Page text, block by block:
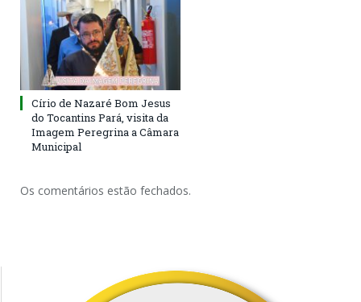
Círio de Nazaré Bom Jesus
do Tocantins Pará, visita da
Imagem Peregrina a Câmara
Municipal
Os comentários estão fechados.